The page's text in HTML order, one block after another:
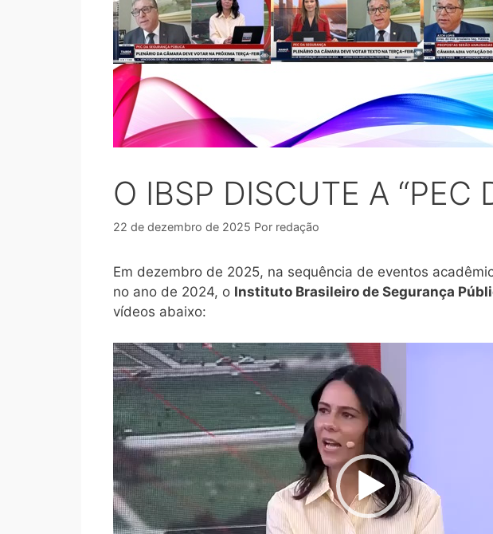
O IBSP DISCUTE A “PEC
22 de dezembro de 2025 Por redação
Em dezembro de 2025, na sequência de eventos
no ano de 2024, o Instituto Brasileiro de Segurança
vídeos abaixo:
Tocador
de
vídeo